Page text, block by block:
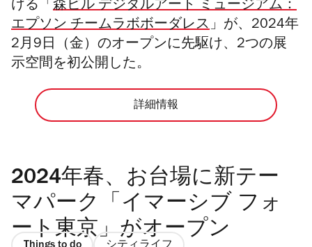
ける「 森ビル デジタルアート ミュージアム：
エプソン チームラボボーダレス」が、2024年
2月9日（金）のオープンに先駆け、2つの展
示空間を初公開した。
詳細情報
2024年春、お台場に新テー
マパーク「イマーシブ フォ
ート東京」がオープン